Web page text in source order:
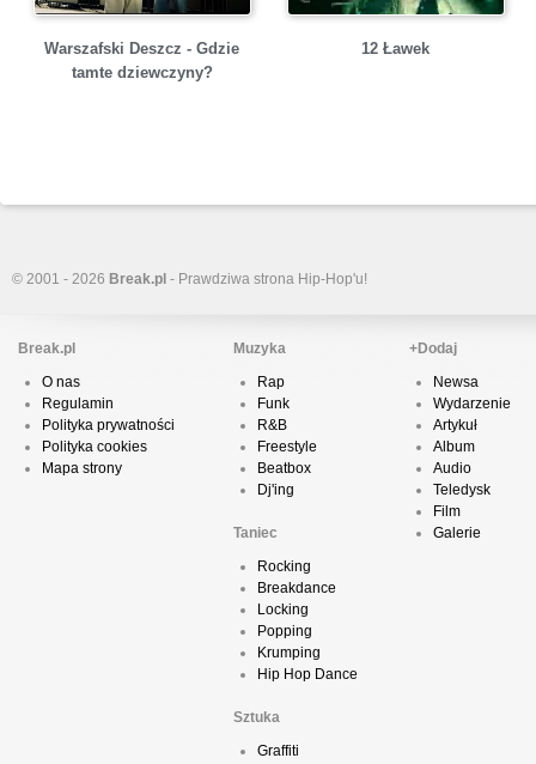
Warszafski Deszcz - Gdzie
tamte dziewczyny?
12 Ławek
© 2001 - 2026 Break.pl - Prawdziwa strona Hip-Hop'u!
Break.pl
O nas
Regulamin
Polityka prywatności
Polityka cookies
Mapa strony
Muzyka
Rap
Funk
R&B
Freestyle
Beatbox
Dj'ing
Taniec
Rocking
Breakdance
Locking
Popping
Krumping
Hip Hop Dance
Sztuka
Graffiti
+Dodaj
Newsa
Wydarzenie
Artykuł
Album
Audio
Teledysk
Film
Galerie